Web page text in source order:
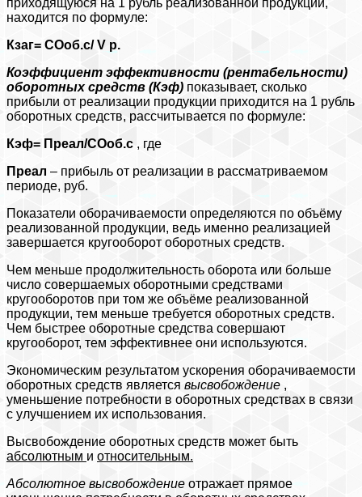
находится по формуле:
Кзаг= СОоб.с/V р.
Коэффициент эффективности (рентабельности)
оборотных средств (Кэф) показывает, сколько
прибыли от реализации продукции приходится на 1 рубль
оборотных средств, рассчитывается по формуле:
Кэф= Преал/СОоб.с , где
Преал – прибыль от реализации в рассматриваемом
периоде, руб.
Показатели оборачиваемости определяются по объёму
реализованной продукции, ведь именно реализацией
завершается кругооборот оборотных средств.
Чем меньше продолжительность оборота или больше
число совершаемых оборотными средствами
кругооборотов при том же объёме реализованной
продукции, тем меньше требуется оборотных средств.
Чем быстрее оборотные средства совершают
кругооборот, тем эффективнее они используются.
Экономическим результатом ускорения оборачиваемости
оборотных средств является высвобождение ,
уменьшение потребности в оборотных средствах в связи
с улучшением их использования.
Высвобождение оборотных средств может быть
абсолютным и относительным.
Абсолютное высвобождение отражает прямое